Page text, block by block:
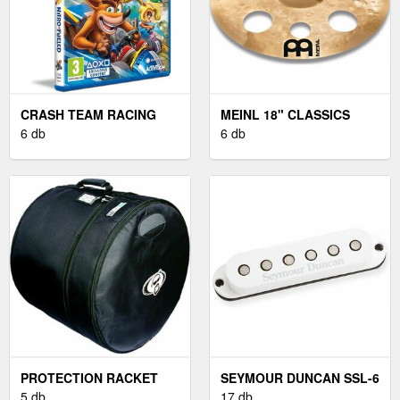
CRASH TEAM RACING
NITRO-FUELED
6 db
MEINL 18" CLASSICS
CUSTOM TRASH CRASH
6 db
PROTECTION RACKET
18“ X 18” BASS DRUM
5 db
SEYMOUR DUNCAN SSL-6
CUSTOM FLAT STRAT
17 db